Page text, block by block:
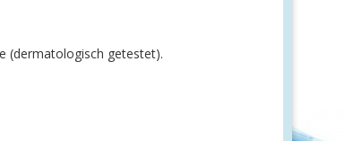
(dermatologisch getestet).